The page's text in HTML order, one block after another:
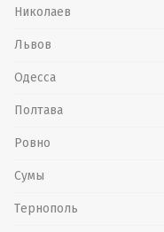
Николаев
Львов
Одесса
Полтава
Ровно
Сумы
Тернополь